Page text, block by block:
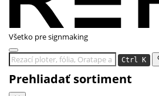
Všetko pre signmaking
Ctrl K
Prehliadať sortiment